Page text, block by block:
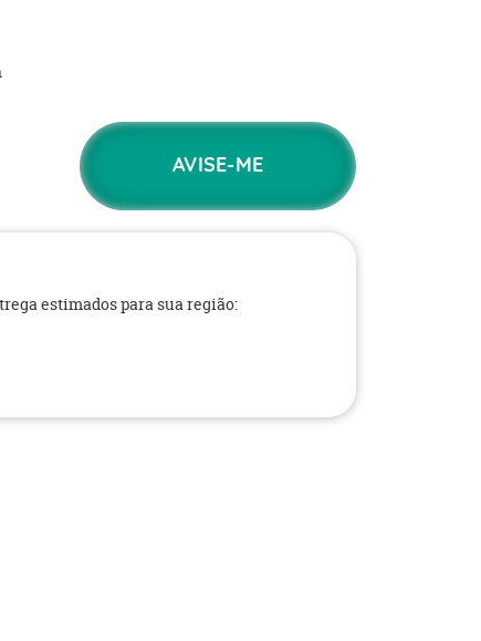
AVISE-ME
estimados para sua região: